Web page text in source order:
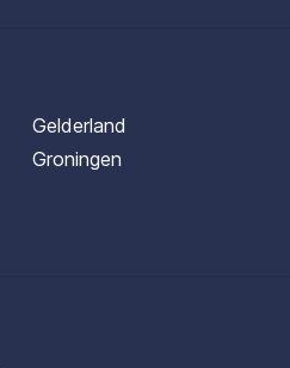
Gelderland
Groningen